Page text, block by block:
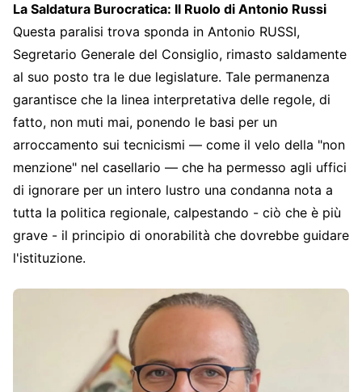
La Saldatura Burocratica: Il Ruolo di Antonio Russi
Questa paralisi trova sponda in Antonio RUSSI,
Segretario Generale del Consiglio, rimasto saldamente
al suo posto tra le due legislature. Tale permanenza
garantisce che la linea interpretativa delle regole, di
fatto, non muti mai, ponendo le basi per un
arroccamento sui tecnicismi — come il velo della "non
menzione" nel casellario — che ha permesso agli uffici
di ignorare per un intero lustro una condanna nota a
tutta la politica regionale, calpestando - ciò che è più
grave - il principio di onorabilità che dovrebbe guidare
l'istituzione.